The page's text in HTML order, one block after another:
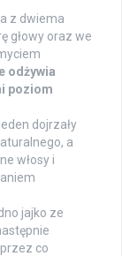
z dwiema
głowy oraz we
odżywia
poziom
dojrzały
a
włosy i
jajko ze
co